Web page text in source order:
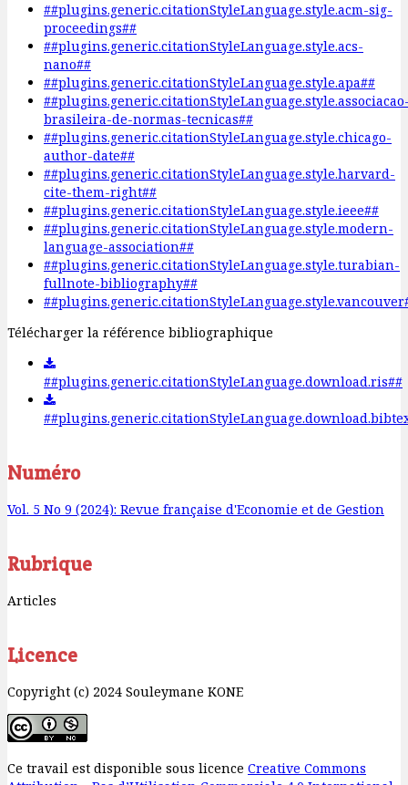
##plugins.generic.citationStyleLanguage.style.acm-sig-
proceedings##
##plugins.generic.citationStyleLanguage.style.acs-
nano##
##plugins.generic.citationStyleLanguage.style.apa##
brasileira-de-normas-tecnicas##
##plugins.generic.citationStyleLanguage.style.chicago-
author-date##
##plugins.generic.citationStyleLanguage.style.harvard-
cite-them-right##
##plugins.generic.citationStyleLanguage.style.ieee##
##plugins.generic.citationStyleLanguage.style.modern-
language-association##
##plugins.generic.citationStyleLanguage.style.turabian-
fullnote-bibliography##
Télécharger la référence bibliographique
##plugins.generic.citationStyleLanguage.download.ris##
Numéro
Vol. 5 No 9 (2024): Revue française d'Economie et de Gestion
Rubrique
Articles
Licence
Copyright (c) 2024 Souleymane KONE
Ce travail est disponible sous licence Creative Commons